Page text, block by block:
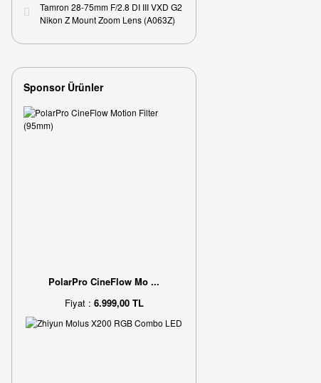
Tamron 28-75mm F/2.8 DI III VXD G2
Nikon Z Mount Zoom Lens (A063Z)
Sponsor Ürünler
PolarPro CineFlow Mo ...
Fiyat : 6.999,00 TL